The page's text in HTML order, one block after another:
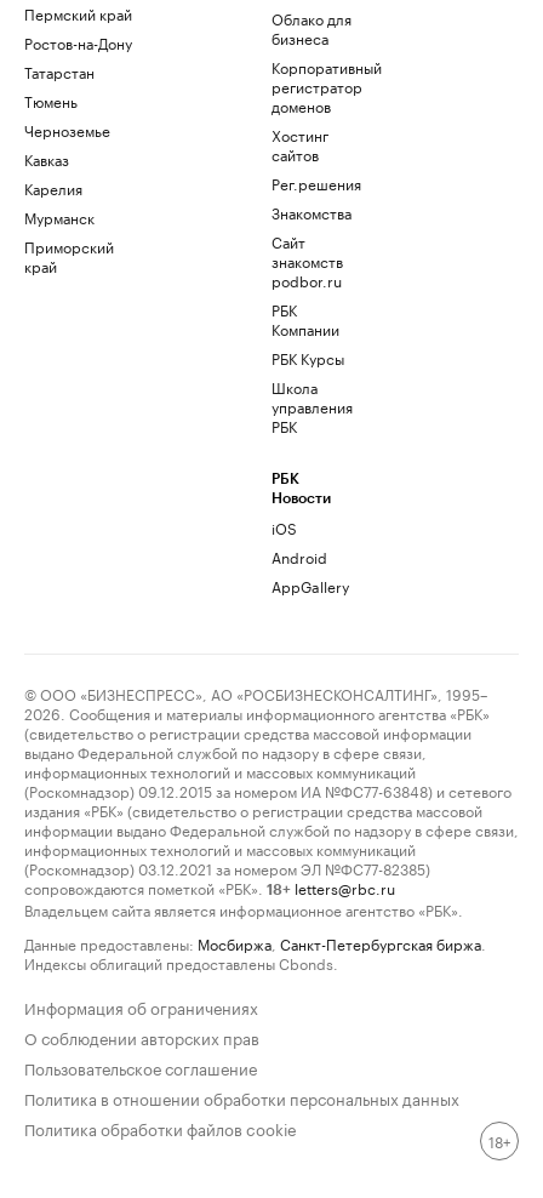
Пермский край
Ростов-на-Дону
Татарстан
Тюмень
Черноземье
Кавказ
Карелия
Мурманск
Приморский
край
Облако для
бизнеса
Корпоративный
регистратор
доменов
Хостинг
сайтов
Рег.решения
Знакомства
Сайт
знакомств
podbor.ru
РБК
Компании
РБК Курсы
Школа
управления
РБК
РБК
Новости
iOS
Android
AppGallery
© ООО «БИЗНЕСПРЕСС», АО «РОСБИЗНЕСКОНСАЛТИНГ», 1995–
2026. Сообщения и материалы информационного агентства «РБК»
(свидетельство о регистрации средства массовой информации
выдано Федеральной службой по надзору в сфере связи,
информационных технологий и массовых коммуникаций
(Роскомнадзор) 09.12.2015 за номером ИА №ФС77-63848) и сетевого
издания «РБК» (свидетельство о регистрации средства массовой
информации выдано Федеральной службой по надзору в сфере связи,
информационных технологий и массовых коммуникаций
(Роскомнадзор) 03.12.2021 за номером ЭЛ №ФС77-82385)
сопровождаются пометкой «РБК».
18+ letters@rbc.ru
Владельцем сайта является информационное агентство «РБК».
Данные предоставлены: Мосбиржа Санкт-Петербургская биржа
Индексы облигаций предоставлены Cbonds.
Информация об ограничениях
О соблюдении авторских прав
Пользовательское соглашение
Политика в отношении обработки персональных данных
Политика обработки файлов cookie
18+